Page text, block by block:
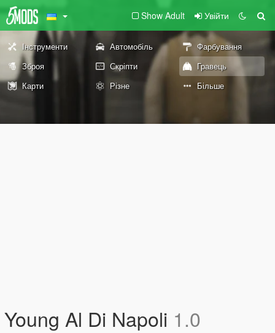
Show Adult Увійти
Інструменти Автомобіль
Фарбування
Зброя
Скріпти
Гравець
Карти
Різне Більше
Young Al Di Napoli 1.0